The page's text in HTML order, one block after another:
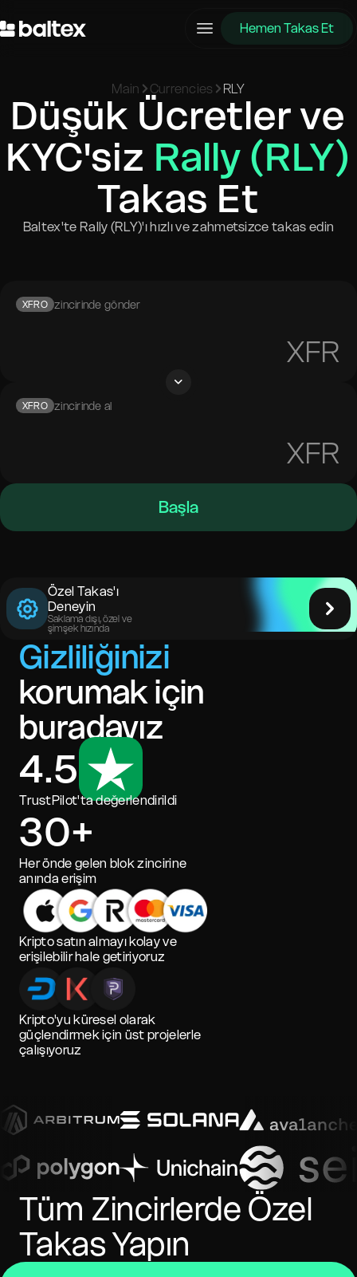
Hemen Takas Et
Main Currencies RLY
Düşük Ücretler ve
KYC'siz Rally (RLY)
Takas Et
Baltex'te Rally (RLY)'ı hızlı ve zahmetsizce takas edin
XFRO zincirinde gönder
XFR
XFRO zincirinde al
XFR
Başla
Özel Takas'ı
Deneyin
Saklama dışı, özel ve
şimşek hızında
Gizliliğinizi
korumak için
buradayız
4.5
TrustPilot'ta değerlendirildi
30+
Her önde gelen blok zincirine
anında erişim
Kripto satın almayı kolay ve
erişilebilir hale getiriyoruz
Kripto'yu küresel olarak
güçlendirmek için üst projelerle
çalışıyoruz
Tüm Zincirlerde Özel
Takas Yapın